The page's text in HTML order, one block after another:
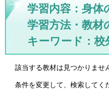
学習内容：身体
学習方法・教材
キーワード：校
該当する教材は見つかりませ
条件を変更して、検索してく